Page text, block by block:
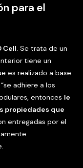
para el
Cell . Se trata de un
tiene un
es realizado a base
adhiere a los
entonces le
propiedades que
entregadas por el